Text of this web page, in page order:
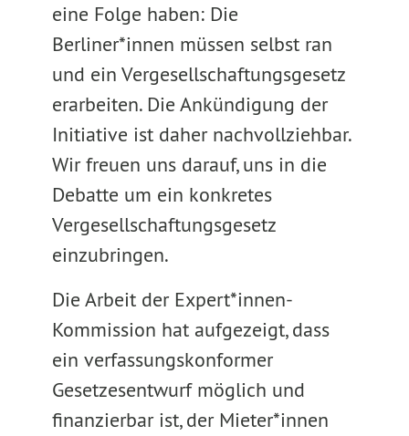
eine Folge haben: Die
Berliner*innen müssen selbst ran
und ein Vergesellschaftungsgesetz
erarbeiten. Die Ankündigung der
Initiative ist daher nachvollziehbar.
Wir freuen uns darauf, uns in die
Debatte um ein konkretes
Vergesellschaftungsgesetz
einzubringen.
Die Arbeit der Expert*innen-
Kommission hat aufgezeigt, dass
ein verfassungskonformer
Gesetzesentwurf möglich und
finanzierbar ist, der Mieter*innen